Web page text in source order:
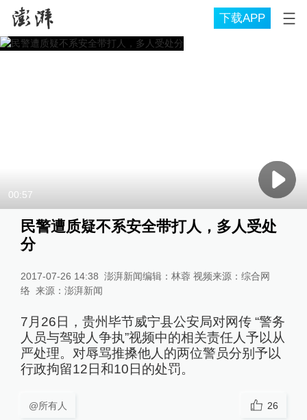
下载APP
00:57
民警遭质疑不系安全带打人，多人受处
分
2017-07-26 14:38 澎湃新闻编辑：林蓉 视频来源：综合网
络 来源： 澎湃新闻
7月26日，贵州毕节威宁县公安局对网传 “警务
人员与驾驶人争执”视频中的相关责任人予以从
严处理。对辱骂推搡他人的两位警员分别予以
行政拘留12日和10日的处罚。
@所有人 26